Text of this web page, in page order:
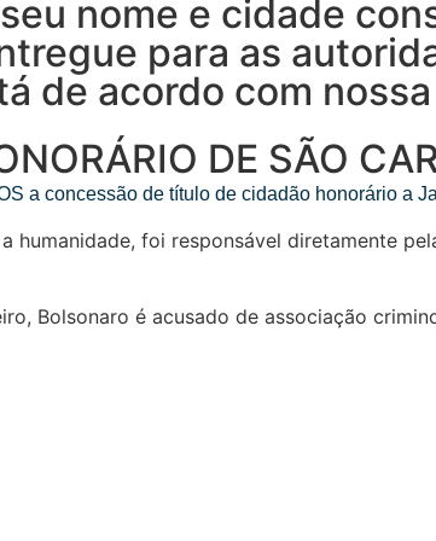
nome e cidade
para as
de acordo com
DE SÃO
a concessão de título de cidadão honorário a
foi responsável diretamente
Bolsonaro é acusado de associação